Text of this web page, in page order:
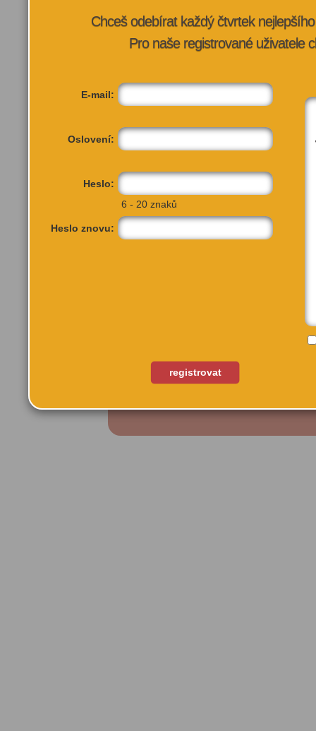
Praha 1, 11000
Chceš odebírat každý čtvrtek
Pro naše registrované uživatele
E-mail:
Oslovení:
Heslo:
6 - 20 znaků
Heslo znovu:
registrovat